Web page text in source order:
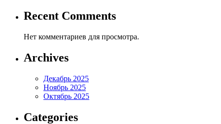
Recent Comments
Нет комментариев для просмотра.
Archives
Декабрь 2025
Ноябрь 2025
Октябрь 2025
Categories